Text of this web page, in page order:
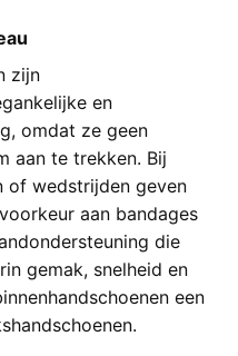
zijn
en
omdat ze geen
aan te trekken. Bij
of wedstrijden geven
aan bandages
die
gemak, snelheid en
een